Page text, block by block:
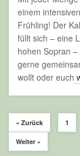
einem
Frühling! Der
füllt sich – eine
hohen Sopran
gerne
wollt oder euch
« Zurück 1
Weiter »